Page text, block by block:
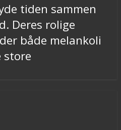
tiden sammen
Deres rolige
både melankoli
store